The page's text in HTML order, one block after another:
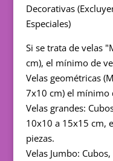
Decorativas
Especiales)
Si se trata de velas
cm), el mínimo de
Velas geométricas
7x10 cm) el mínimo
Velas grandes:
10x10 a 15x15 cm,
piezas.
Velas Jumbo: